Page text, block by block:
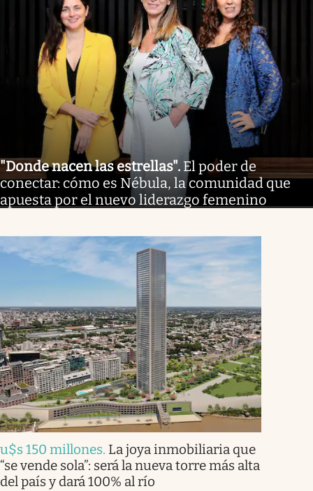
"Donde nacen las estrellas". El poder de
conectar: cómo es Nébula, la comunidad que
apuesta por el nuevo liderazgo femenino
u$s 150 millones. La joya inmobiliaria que
“se vende sola”: será la nueva torre más alta
del país y dará 100% al río